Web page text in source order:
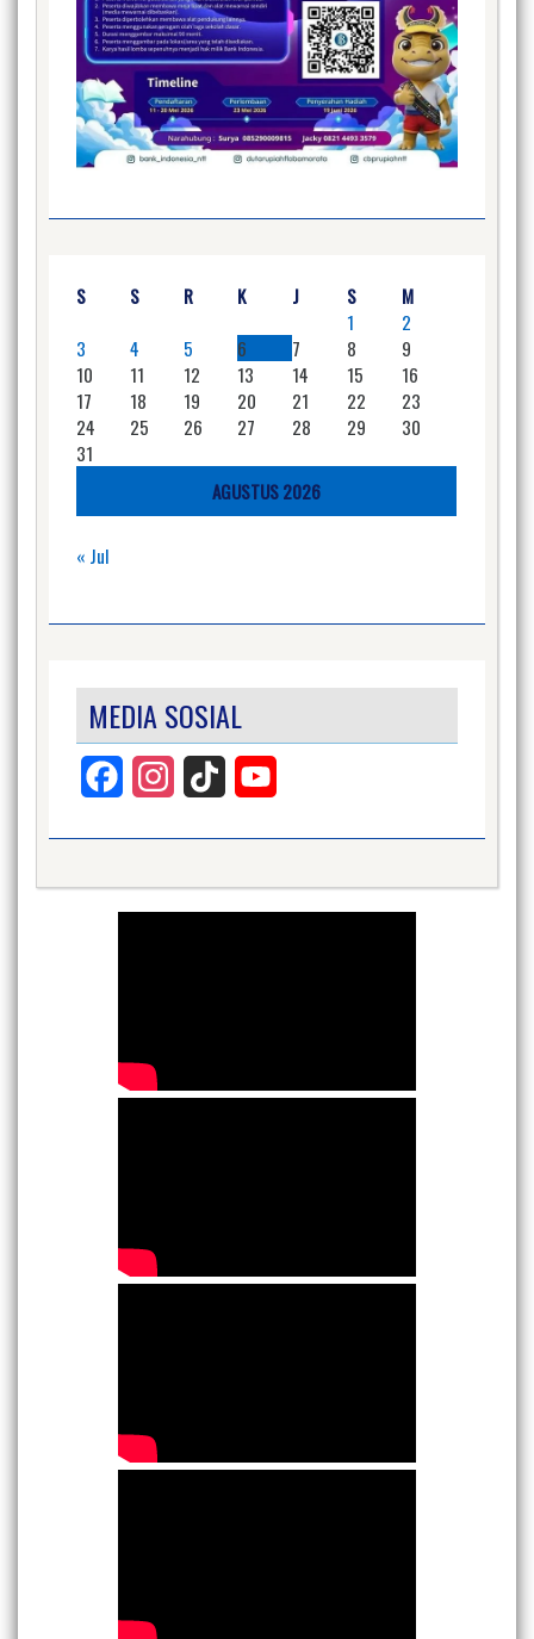
AGUSTUS 2026
S S R K J S
M
1
2
3
4 5 6 7 8
9
10
11 12 13 14 15
16
17
18 19 20 21 22
23
24
25 26 27 28 29
30
31
« Jul
MEDIA SOSIAL
Facebook InstagramTikTok